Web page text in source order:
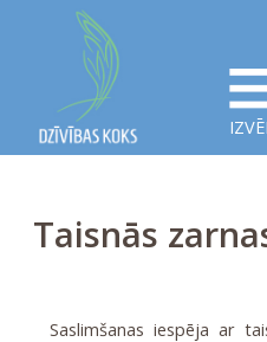
Taisnās
Saslimšanas iespēja ar